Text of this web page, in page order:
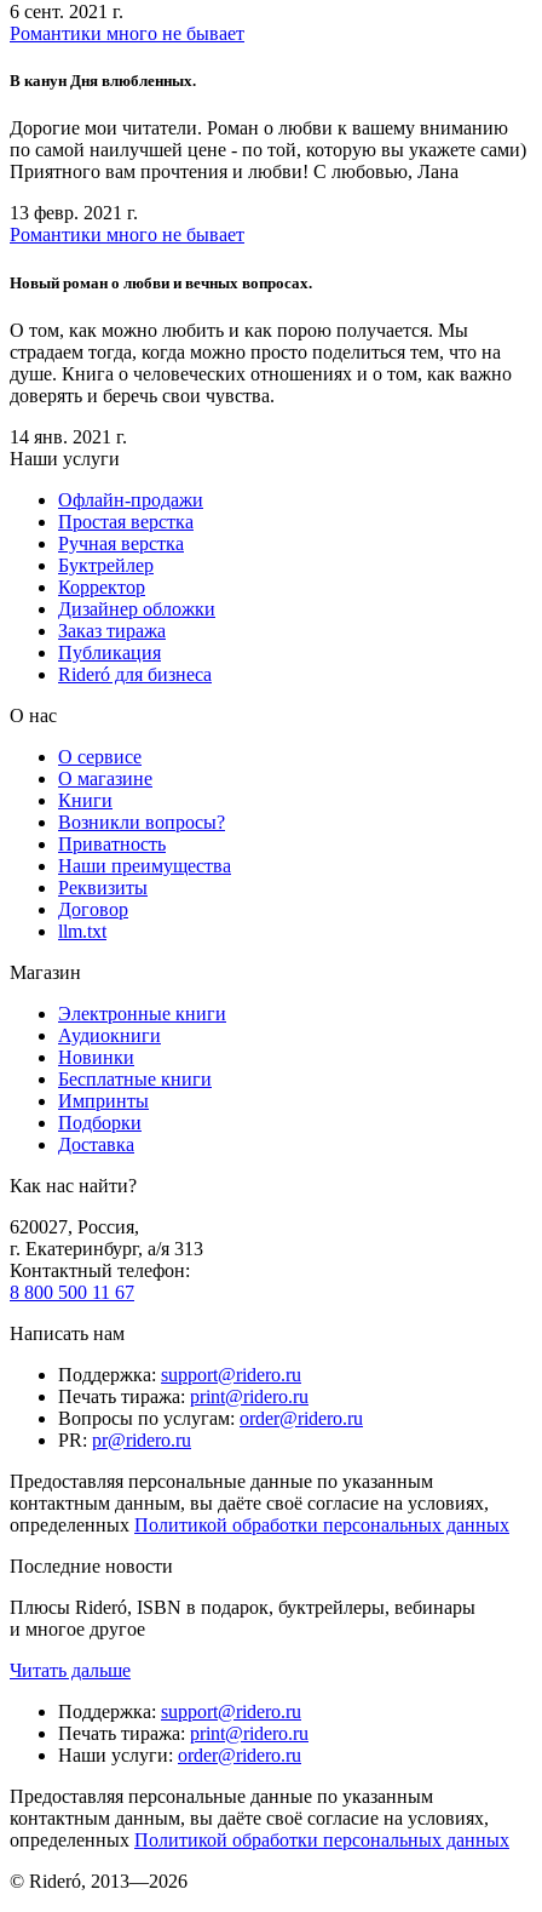
6 сент. 2021 г.
Романтики много не бывает
В канун Дня влюбленных.
Дорогие мои читатели. Роман о любви к вашему вниманию
по самой наилучшей цене - по той, которую вы укажете сами)
Приятного вам прочтения и любви! С любовью, Лана
13 февр. 2021 г.
Романтики много не бывает
Новый роман о любви и вечных вопросах.
О том, как можно любить и как порою получается. Мы
страдаем тогда, когда можно просто поделиться тем, что на
душе. Книга о человеческих отношениях и о том, как важно
доверять и беречь свои чувства.
14 янв. 2021 г.
Наши услуги
Офлайн-продажи
Простая верстка
Ручная верстка
Буктрейлер
Корректор
Дизайнер обложки
Заказ тиража
Публикация
Rideró для бизнеса
О нас
О сервисе
О магазине
Книги
Возникли вопросы?
Приватность
Наши преимущества
Реквизиты
Договор
llm.txt
Магазин
Электронные книги
Аудиокниги
Новинки
Бесплатные книги
Импринты
Подборки
Доставка
Как нас найти?
620027, Россия,
г. Екатеринбург, а/я 313
Контактный телефон:
8 800 500 11 67
Написать нам
Поддержка: support@ridero.ru
Печать тиража: print@ridero.ru
Вопросы по услугам: order@ridero.ru
PR: pr@ridero.ru
Предоставляя персональные данные по указанным
контактным данным, вы даёте своё согласие на условиях,
определенных Политикой обработки персональных данных
Последние новости
Плюсы Rideró, ISBN в подарок, буктрейлеры, вебинары
и многое другое
Читать дальше
Поддержка: support@ridero.ru
Печать тиража: print@ridero.ru
Наши услуги: order@ridero.ru
Предоставляя персональные данные по указанным
контактным данным, вы даёте своё согласие на условиях,
определенных Политикой обработки персональных данных
© Rideró, 2013—2026